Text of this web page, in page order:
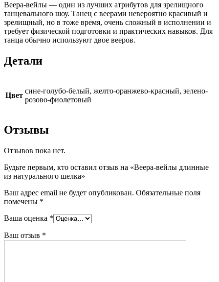
Веера-вейлы — один из лучших атрибутов для зрелищного
танцевального шоу. Танец с веерами невероятно красивый и
зрелищный, но в тоже время, очень сложный в исполнении и
требует физической подготовки и практических навыков. Для
танца обычно используют двое вееров.
Детали
Цвет
сине-голубо-белый, желто-оранжево-красный, зелено-
розово-фиолетовый
Отзывы
Отзывов пока нет.
Будьте первым, кто оставил отзыв на «Веера-вейлы длинные
из натурального шелка»
Ваш адрес email не будет опубликован. Обязательные поля
помечены *
Ваша оценка *
Ваш отзыв *